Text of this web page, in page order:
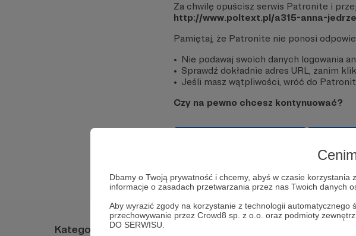
Dbamy o Twoją prywatność i chcemy, abyś w czasie korzystania
informacje o zasadach przetwarzania przez nas Twoich danych
Aby wyrazić zgody na korzystanie z technologii
przechowywanie przez Crowd8 sp. z o.o. oraz podmioty
DO SERWISU.
Za chwilę opuścisz serwis Patronite i
http://www.poltext.pl/a315-anna-
Pamiętaj, że Patronite nie ponosi
Nie podawaj swoich danych logowania
Sprawdź dokładnie adres URL, zanim
Jeśli masz wątpliwości, wróć do
Czy na pewno chcesz kontynuować?
Kategorie